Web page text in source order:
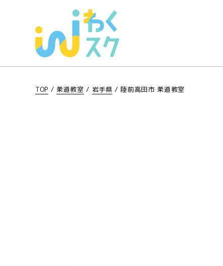
TOP / 柔道教室 / 岩手県 / 陸前高田市 柔道教室